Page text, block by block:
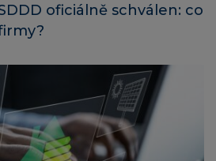
oficiálně schválen: co